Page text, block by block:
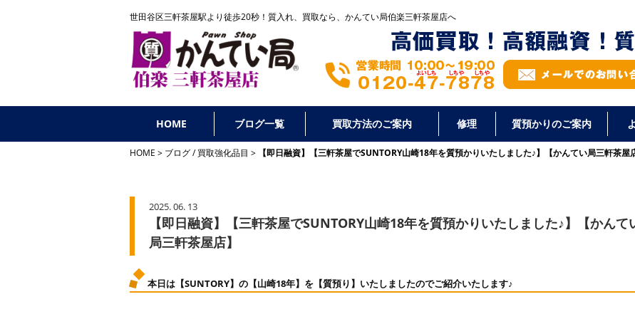
世田谷区三軒茶屋駅より徒歩20秒！ 質入れ、買取なら、かんてい局伯楽三軒茶屋店へ
HOME ブログ一覧 買取方法のご案内 修理 質預かりのご案内
HOME ブログ/買取強化品目 【即日融資】【三軒茶屋でSUNTORY山崎18年を質預かりいたしました♪】【かんてい局三軒茶屋
2025. 06. 13
【即日融資】【三軒茶屋でSUNTORY山崎18年を質預かりいたしました♪】【かんて
局三軒茶屋店】
本日は【SUNTORY】の【山崎18年】を【質預り】いたしましたのでご紹介いたします♪